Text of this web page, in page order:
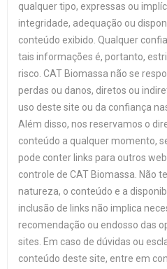
qualquer tipo, expressas ou
integridade, adequação ou
conteúdo exibido. Qualquer
tais informações é, portanto,
risco. CAT Biomassa não se
perdas ou danos, diretos ou
uso deste site ou da confiança
Além disso, nos reservamos o
conteúdo a qualquer momento,
pode conter links para outros
controle de CAT Biomassa. Não
natureza, o conteúdo e a
inclusão de links não implica
recomendação ou endosso das
sites. Em caso de dúvidas ou
conteúdo deste site, entre em